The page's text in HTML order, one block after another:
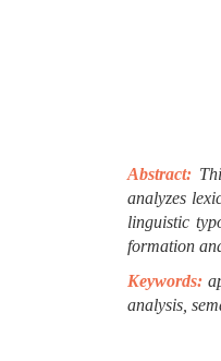
Abstract:
analyzes
linguistic
formation
Keywords:
analysis,